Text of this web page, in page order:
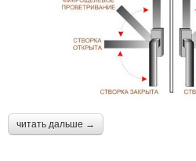
читать дальше →